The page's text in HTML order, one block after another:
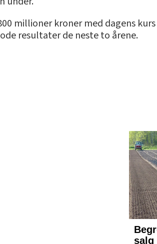
millioner kroner med dagens
resultater de neste to årene.